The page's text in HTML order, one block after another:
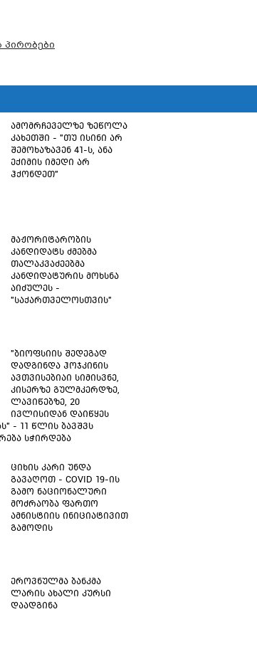
პირობები
ამომრჩეველზე ზეწოლა
კახეთში - "თუ ისინი არ
შემოხაზავენ 41-ს, ანა
ექიმის იმედი არ
ჰქონდეთ"
მაჟორიტარობის
კანდიდატს ძმებმა
თალაკვაძეებმა
კანდიდატურის მოხსნა
აიძულეს -
"საქართველოსთვის"
"ბიოფსიის შედეგად
დადგინდა ჰოჯკინის
ავთვისებიაი სიმისვნე,
კისერზე გულმკერდზე,
ლავიწებზე, 20
ივლისიდან დაიწყეს
- 11 წლის ბავშვს
სჭირდება
ციხის კარი უნდა
გავაღოთ - COVID 19-ის
გამო ნაციონალური
მოძრაობა ფართო
ამნისტიის ინიციატივით
გამოდის
ეროვნულმა ბანკმა
ლარის ახალი კურსი
დაადგინა